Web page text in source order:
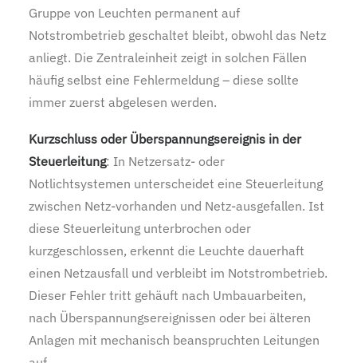
Gruppe von Leuchten permanent auf
Notstrombetrieb geschaltet bleibt, obwohl das Netz
anliegt. Die Zentraleinheit zeigt in solchen Fällen
häufig selbst eine Fehlermeldung – diese sollte
immer zuerst abgelesen werden.
Kurzschluss oder Überspannungsereignis in der
Steuerleitung: In Netzersatz- oder
Notlichtsystemen unterscheidet eine Steuerleitung
zwischen Netz-vorhanden und Netz-ausgefallen. Ist
diese Steuerleitung unterbrochen oder
kurzgeschlossen, erkennt die Leuchte dauerhaft
einen Netzausfall und verbleibt im Notstrombetrieb.
Dieser Fehler tritt gehäuft nach Umbauarbeiten,
nach Überspannungsereignissen oder bei älteren
Anlagen mit mechanisch beanspruchten Leitungen